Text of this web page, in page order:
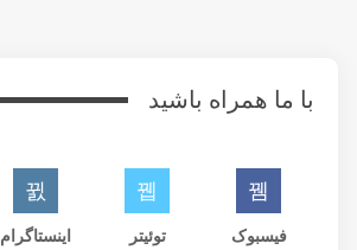
با ما همراه باشید
فیسبوک توئیتر اینستاگرام